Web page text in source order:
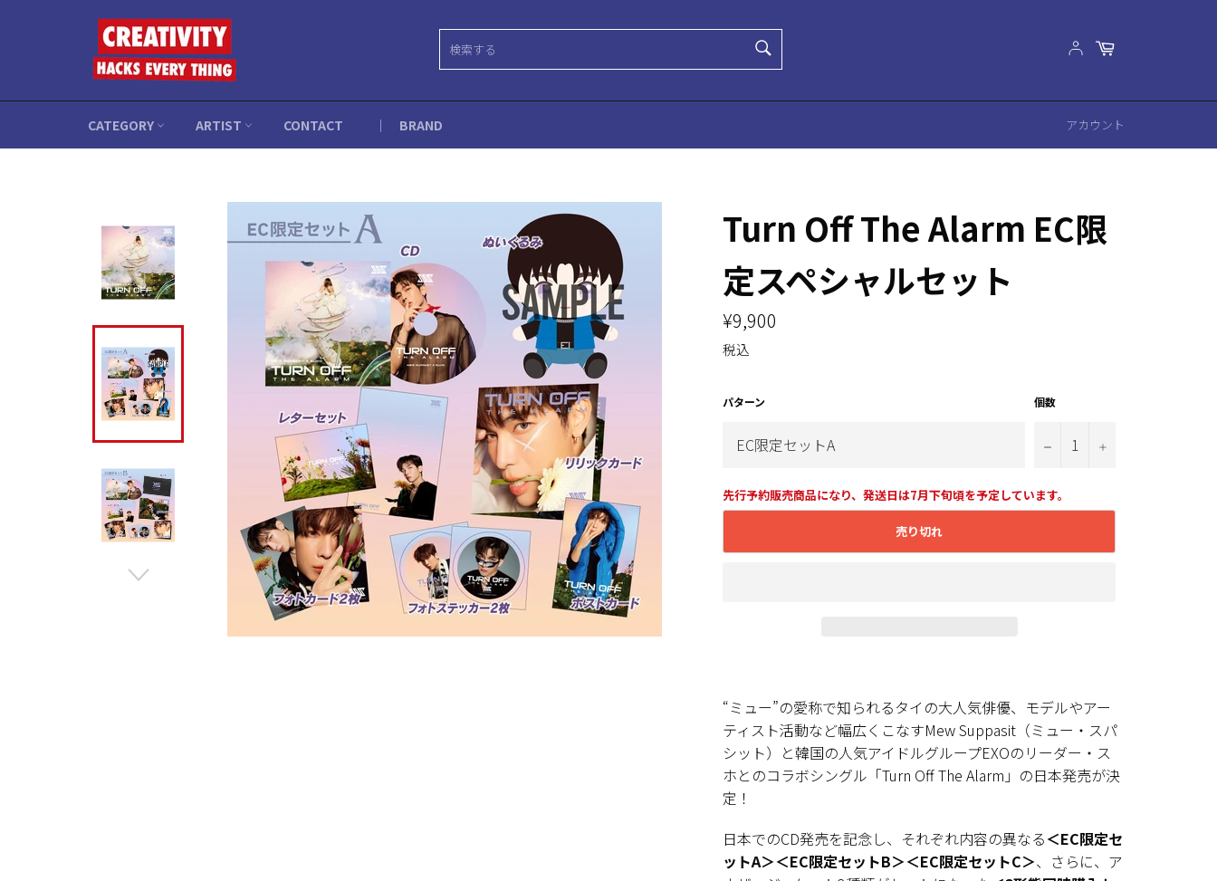
ツ
ス
す
検
る
カ
CATEGORY ARTIST CONTACT ｜ BRAND アカウント
Turn Off The Alarm EC限
定スペシャルセット
通
常
価
格
¥9,900
税込
パターン 個数
− +
先行予約販売商品になり、発送日は7月下旬頃を予定しています。
売り切れ
“ミュー”の愛称で知られるタイの大人気俳優、モデルやアー
ティスト活動など幅広くこなすMew Suppasit（ミュー・スパ
シット）と韓国の人気アイドルグループEXOのリーダー・ス
ホとのコラボシングル「Turn Off The Alarm」の日本発売が決
定！
日本でのCD発売を記念し、それぞれ内容の異なる＜EC限定セ
ットA＞＜EC限定セットB＞＜EC限定セットC＞、さらに、ア